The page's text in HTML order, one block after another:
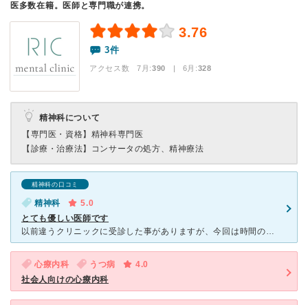
医多数在籍。医師と専門職が連携。
3.76
3件
アクセス数 7月:390 | 6月:328
精神科について
【専門医・資格】 精神科専門医
【診療・治療法】 コンサータの処方、精神療法
精神科の口コミ
精神科
5.0
とても優しい医師です
以前違うクリニックに受診した事がありますが、今回は時間の都合や急ぎで診察して頂きたかった事もあり、当日予約及び受診可能なこちらのクリニックを受診しました。 若い先生ですが、とても穏やかで優しく話しや
心療内科 うつ病
4.0
社会人向けの心療内科